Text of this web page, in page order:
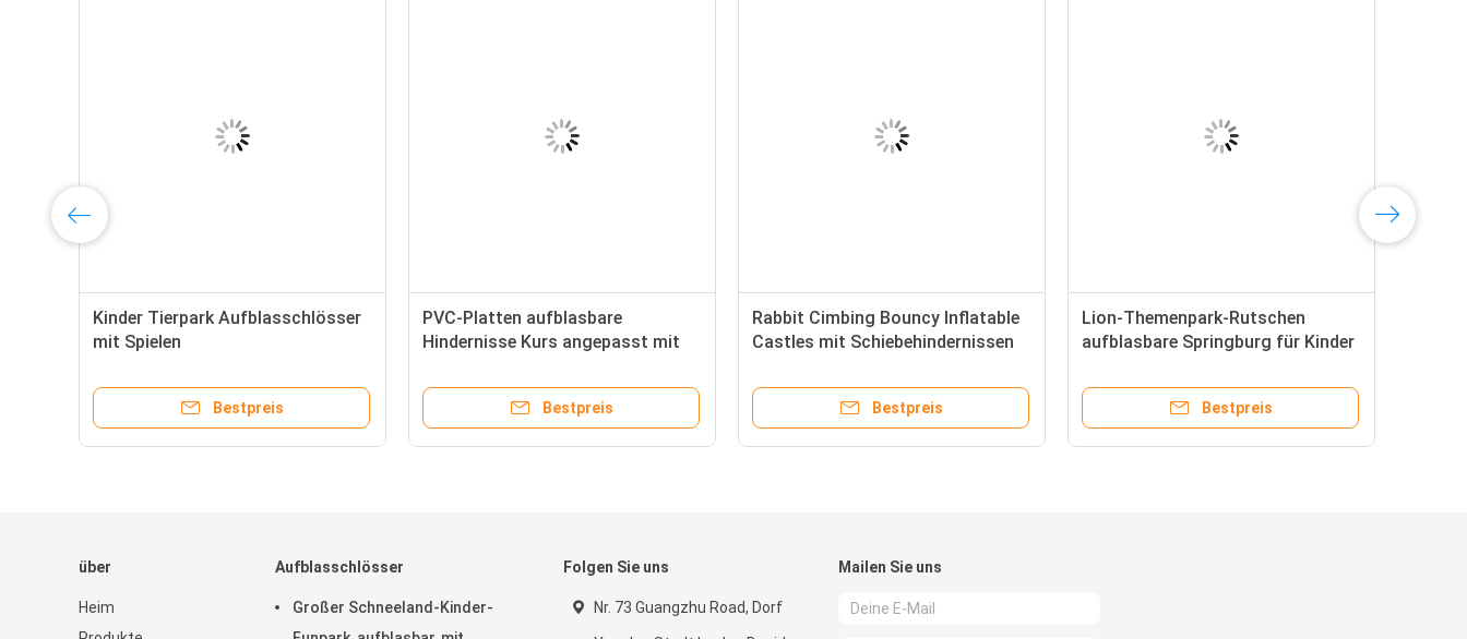
Kinder Tierpark Aufblasschlösser
mit Spielen
Bestpreis
PVC-Platten aufblasbare
Hindernisse Kurs angepasst mit
Bestpreis
Rabbit Cimbing Bouncy Inflatable
Castles mit Schiebehindernissen
Bestpreis
Lion-Themenpark-Rutschen
aufblasbare Springburg für Kinder
Bestpreis
über
Heim
Aufblasschlösser
Großer Schneeland-Kinder-
Folgen Sie uns
Nr. 73 Guangzhu Road, Dorf
Mailen Sie uns